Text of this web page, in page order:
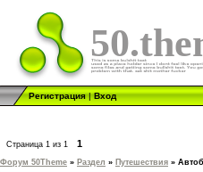
Регистрация|Вход
Страница 1 из 1 1
Форум 50Theme » Раздел » Путешествия »